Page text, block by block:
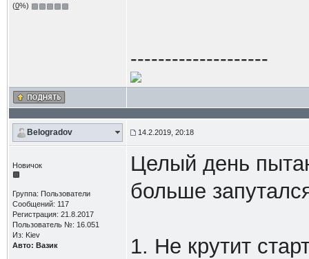
(0%)
--------------------
Belogradov 14.2.2019, 20:18
Новичок
Группа: Пользователи
Сообщений: 117
Регистрация: 21.8.2017
Пользователь №: 16.051
Из: Kiev
Авто: Вазик
Целый день
больше
1. Не крутит